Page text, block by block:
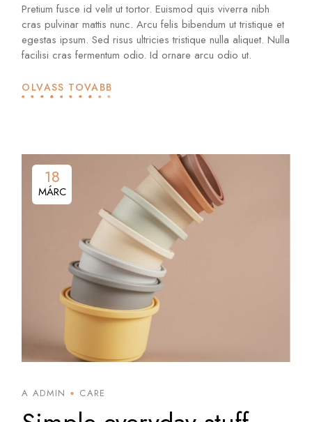
Pretium fusce id velit ut tortor. Euismod quis viverra nibh
cras pulvinar mattis nunc. Arcu felis bibendum ut tristique et
egestas ipsum. Sed risus ultricies tristique nulla aliquet. Nulla
facilisi cras fermentum odio. Id ornare arcu odio ut.
OLVASS TOVÁBB
18
MÁRC
A ADMIN CARE